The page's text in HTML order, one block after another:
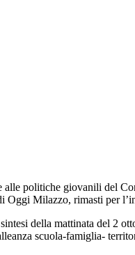
alle politiche giovanili del
Oggi Milazzo, rimasti per
della mattinata del 2
scuola-famiglia-